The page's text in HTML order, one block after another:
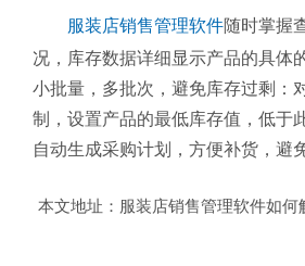
服装店销售管理软件随时掌握
况，库存数据详细显示产品的具体
小批量，多批次，避免库存过剩：
制，设置产品的最低库存值，低于
自动生成采购计划，方便补货，避
本文地址： 服装店销售管理软件如何